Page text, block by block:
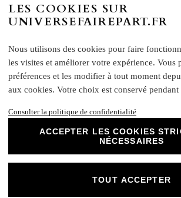
LES COOKIES SUR
UNIVERSEFAIREPART.FR
Nous utilisons des cookies pour faire
les visites et améliorer votre expérience. Vous
préférences et les modifier à tout moment
aux cookies. Votre choix est conservé pendant
Consulter la politique de confidentialité
ACCEPTER LES COOKIES
NÉCESSAIRES
TOUT ACCEPTER